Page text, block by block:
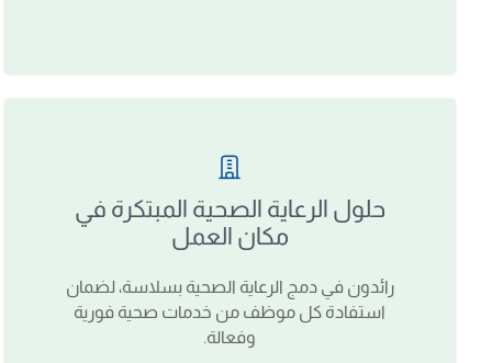
حلول الرعاية الصحية المبتكرة في
مكان العمل
رائدون في دمج الرعاية الصحية بسلاسة، لضمان
استفادة كل موظف من خدمات صحية فورية
وفعالة.